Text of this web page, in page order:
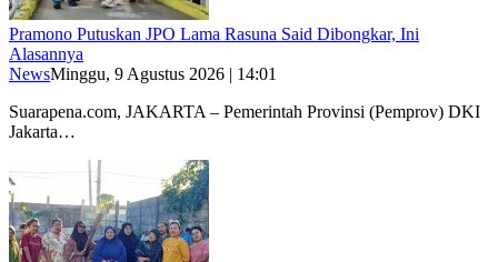
Pramono Putuskan JPO Lama Rasuna Said Dibongkar, Ini
Alasannya
NewsMinggu, 9 Agustus 2026 | 14:01
Suarapena.com, JAKARTA – Pemerintah Provinsi (Pemprov) DKI
Jakarta…